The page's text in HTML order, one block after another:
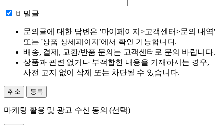
비밀글
문의글에 대한 답변은 '마이페이지>고객센터>문의 내역'
또는 '상품 상세페이지'에서 확인 가능합니다.
배송, 결제, 교환/반품 문의는 고객센터로 문의 바랍니다.
상품과 관련 없거나 부적합한 내용을 기재하시는 경우,
사전 고지 없이 삭제 또는 차단될 수 있습니다.
취소 등록
마케팅 활용 및 광고 수신 동의 (선택)